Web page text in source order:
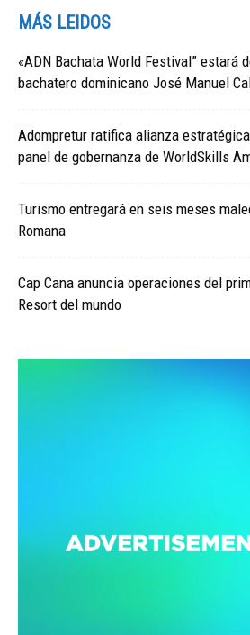
MÁS LEIDOS
«ADN Bachata World Festival” estará
bachatero dominicano José Manuel
Adompretur ratifica alianza
panel de gobernanza de WorldSkills
Turismo entregará en seis meses
Romana
Cap Cana anuncia operaciones del
Resort del mundo